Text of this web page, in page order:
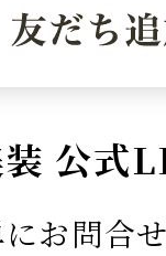
公式
お問合